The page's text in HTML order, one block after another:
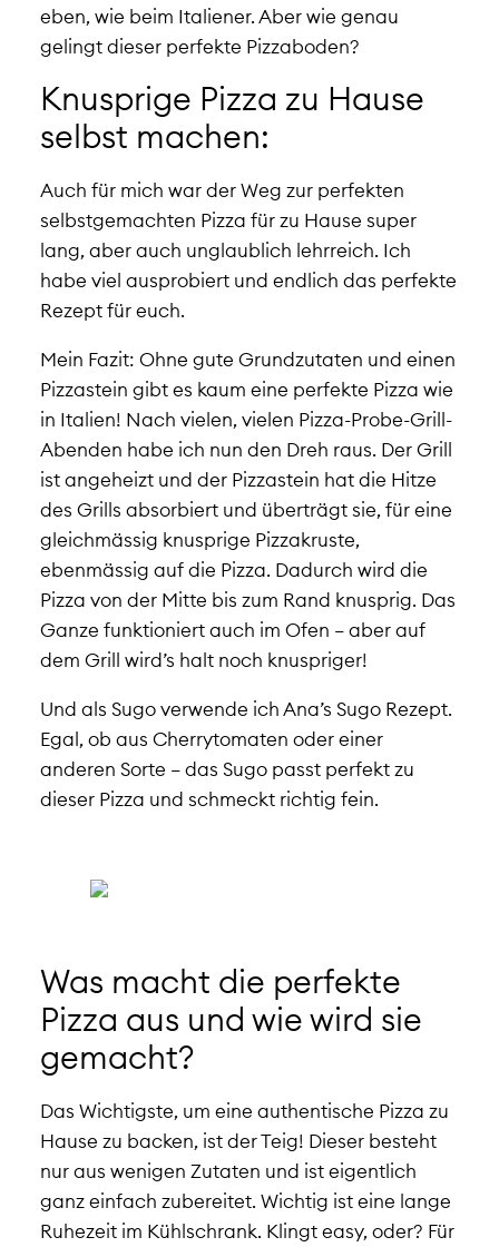
eben, wie beim Italiener. Aber wie genau
gelingt dieser perfekte Pizzaboden?
Knusprige Pizza zu Hause
selbst machen:
Auch für mich war der Weg zur perfekten
selbstgemachten Pizza für zu Hause super
lang, aber auch unglaublich lehrreich. Ich
habe viel ausprobiert und endlich das perfekte
Rezept für euch.
Mein Fazit: Ohne gute Grundzutaten und einen
Pizzastein gibt es kaum eine perfekte Pizza wie
in Italien! Nach vielen, vielen Pizza-Probe-Grill-
Abenden habe ich nun den Dreh raus. Der Grill
ist angeheizt und der Pizzastein hat die Hitze
des Grills absorbiert und überträgt sie, für eine
gleichmässig knusprige Pizzakruste,
ebenmässig auf die Pizza. Dadurch wird die
Pizza von der Mitte bis zum Rand knusprig. Das
Ganze funktioniert auch im Ofen – aber auf
dem Grill wird’s halt noch knuspriger!
Und als Sugo verwende ich Ana’s Sugo Rezept.
Egal, ob aus Cherrytomaten oder einer
anderen Sorte – das Sugo passt perfekt zu
dieser Pizza und schmeckt richtig fein.
Was macht die perfekte
Pizza aus und wie wird sie
gemacht?
Das Wichtigste, um eine authentische Pizza zu
Hause zu backen, ist der Teig! Dieser besteht
nur aus wenigen Zutaten und ist eigentlich
ganz einfach zubereitet. Wichtig ist eine lange
Ruhezeit im Kühlschrank. Klingt easy, oder? Für